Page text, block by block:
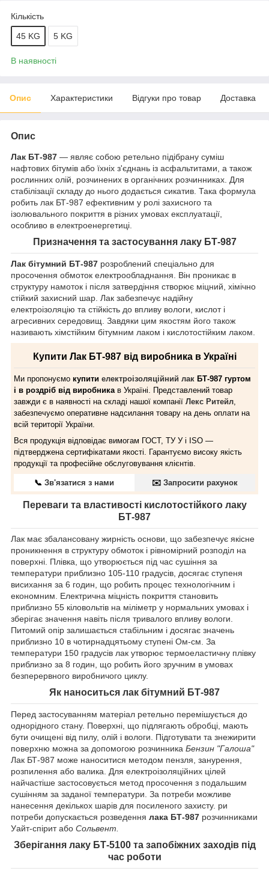
Кількість
45 KG 5 KG
В наявності
Опис Характеристики Відгуки про товар Доставка
Опис
Лак БТ-987 — являє собою ретельно підібрану суміш
нафтових бітумів або їхніх з'єднань із асфальтитами, а також
рослинних олій, розчинених в органічних розчинниках. Для
стабілізації складу до нього додається сикатив. Така формула
робить лак БТ-987 ефективним у ролі захисного та
ізолювального покриття в різних умовах експлуатації,
особливо в електроенергетиці.
Призначення та застосування лаку БТ-987
Лак бітумний БТ-987 розроблений спеціально для
просочення обмоток електрообладнання. Він проникає в
структуру намоток і після затвердіння створює міцний, хімічно
стійкий захисний шар. Лак забезпечує надійну
електроізоляцію та стійкість до впливу вологи, кислот і
агресивних середовищ. Завдяки цим якостям його також
називають хімстійким бітумним лаком і кислотостійким лаком.
Купити Лак БТ-987 від виробника в Україні
Ми пропонуємо купити електроізоляційний лак БТ-987 гуртом
і в роздріб від виробника в Україні. Представлений товар
завжди є в наявності на складі нашої компанії Лекс Ритейл
забезпечуємо оперативне надсилання товару на день оплати на
всій території України.
Вся продукція відповідає вимогам ГОСТ, ТУ У і ISO —
підтверджена сертифікатами якості. Гарантуємо високу якість
продукції та професійне обслуговування клієнтів.
📞 Зв'язатися з нами ✉️ Запросити рахунок
Переваги та властивості кислотостійкого лаку
БТ-987
Лак має збалансовану жирність основи, що забезпечує якісне
проникнення в структуру обмоток і рівномірний розподіл на
поверхні. Плівка, що утворюється під час сушіння за
температури приблизно 105-110 градусів, досягає ступеня
висихання за 6 годин, що робить процес технологічним і
економним. Електрична міцність покриття становить
приблизно 55 кіловольтів на міліметр у нормальних умовах і
зберігає значення навіть після тривалого впливу вологи.
Питомий опір залишається стабільним і досягає значень
приблизно 10 в чотирнадцятьому ступені Ом-см. За
температури 150 градусів лак утворює термоеластичну плівку
приблизно за 8 годин, що робить його зручним в умовах
безперервного виробничого циклу.
Як наноситься лак бітумний БТ-987
Перед застосуванням матеріал ретельно перемішується до
однорідного стану. Поверхні, що підлягають обробці, мають
бути очищені від пилу, олій і вологи. Підготувати та знежирити
поверхню можна за допомогою розчинника Бензин "Галоша"
Лак БТ-987 може наноситися методом пензля, занурення,
розпилення або валика. Для електроізоляційних цілей
найчастіше застосовується метод просочення з подальшим
сушінням за заданої температури. За потреби можливе
нанесення декількох шарів для посиленого захисту. ри
потреби допускається розведення лака БТ-987 розчинниками
Уайт-спірит або Сольвент
Зберігання лаку БТ-5100 та запобіжних заходів під
час роботи